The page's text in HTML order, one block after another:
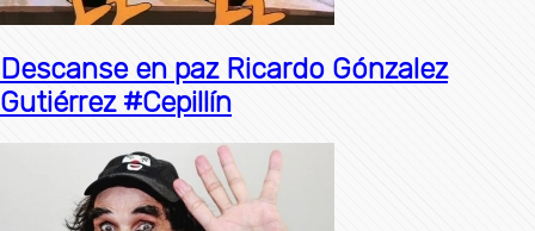
Descanse en paz Ricardo Gónzalez
Gutiérrez #Cepillín